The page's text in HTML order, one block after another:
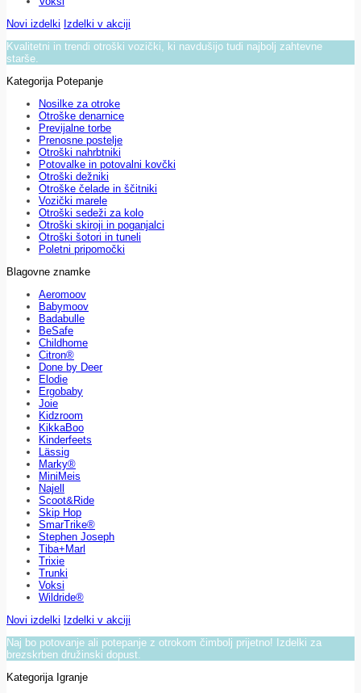
Novi izdelki Izdelki v akciji
Kvalitetni in trendi otroški vozički, ki navdušijo tudi najbolj zahtevne
starše.
Kategorija Potepanje
Nosilke za otroke
Otroške denarnice
Previjalne torbe
Prenosne postelje
Otroški nahrbtniki
Potovalke in potovalni kovčki
Otroški dežniki
Otroške čelade in ščitniki
Vozički marele
Otroški sedeži za kolo
Otroški skiroji in poganjalci
Otroški šotori in tuneli
Poletni pripomočki
Blagovne znamke
Aeromoov
Babymoov
Badabulle
BeSafe
Childhome
Citron®
Done by Deer
Elodie
Ergobaby
Joie
Kidzroom
KikkaBoo
Kinderfeets
Lässig
Marky®
MiniMeis
Najell
Scoot&Ride
Skip Hop
SmarTrike®
Stephen Joseph
Tiba+Marl
Trixie
Trunki
Voksi
Wildride®
Novi izdelki Izdelki v akciji
Naj bo potovanje ali potepanje z otrokom čimbolj prijetno! Izdelki za
brezskrben družinski dopust.
Kategorija Igranje